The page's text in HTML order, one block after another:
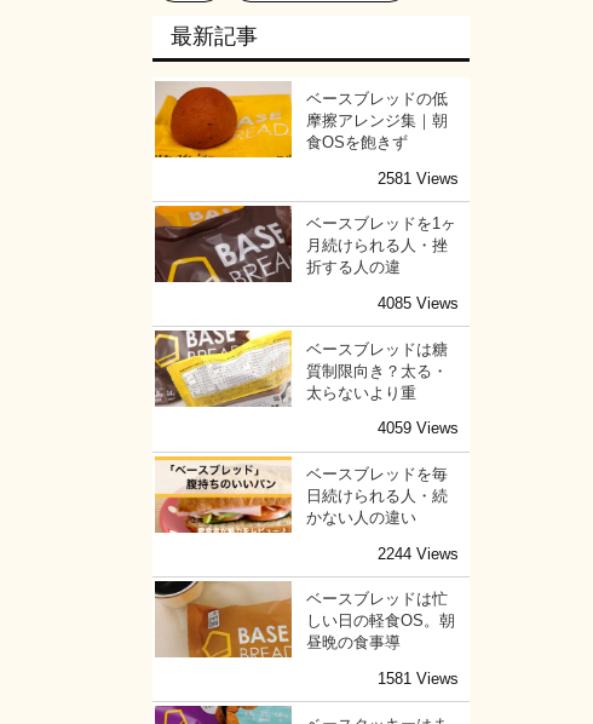
最新記事
ベースブレッドの低
摩擦アレンジ集｜朝
食OSを飽きず
2581 Views
ベースブレッドを1ヶ
月続けられる人・挫
折する人の違
4085 Views
ベースブレッドは糖
質制限向き？太る・
太らないより重
4059 Views
ベースブレッドを毎
日続けられる人・続
かない人の違い
2244 Views
ベースブレッドは忙
しい日の軽食OS。朝
昼晩の食事導
1581 Views